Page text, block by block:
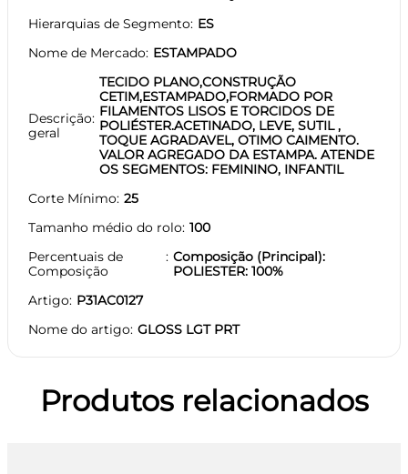
Hierarquias de Segmento ES
Nome de Mercado ESTAMPADO
Descrição
geral
TECIDO PLANO,CONSTRUÇÃO
CETIM,ESTAMPADO,FORMADO POR
FILAMENTOS LISOS E TORCIDOS DE
POLIÉSTER.ACETINADO, LEVE, SUTIL ,
TOQUE AGRADAVEL, OTIMO CAIMENTO.
VALOR AGREGADO DA ESTAMPA. ATENDE
OS SEGMENTOS: FEMININO, INFANTIL
Corte Mínimo 25
Tamanho médio do rolo 100
Percentuais de
Composição
Composição (Principal):
POLIESTER: 100%
Artigo P31AC0127
Nome do artigo GLOSS LGT PRT
Produtos relacionados